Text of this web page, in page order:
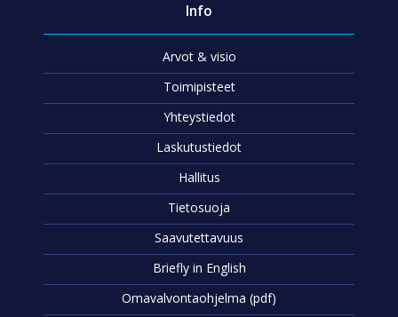
Info
Arvot & visio
Toimipisteet
Yhteystiedot
Laskutustiedot
Hallitus
Tietosuoja
Saavutettavuus
Briefly in English
Omavalvontaohjelma (pdf)